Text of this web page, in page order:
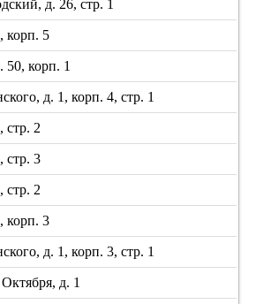
д. 26, стр. 1
корп. 5
50, корп. 1
д. 1, корп. 4, стр. 1
стр. 2
стр. 3
стр. 2
корп. 3
д. 1, корп. 3, стр. 1
д. 1